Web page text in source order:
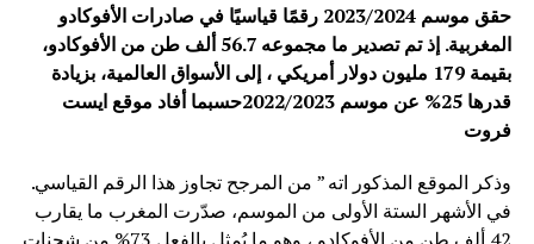
حقق موسم 2023/2024 رقمًا قياسيًا في صادرات الأفوكادو
المغربية. إذ تم تصدير ما مجموعه 56.7 ألف طن من الأفوكادو،
بقيمة 179 مليون دولار أمريكي ، إلى الأسواق العالمية، بزيادة
قدرها 25% عن موسم 2022/2023
حسبما أفاد موقع ايست
فروت
وذكر الموقع المذكور اته ” من المرجح تجاوز هذا الرقم القياسي.
في الأشهر الستة الأولى من الموسم، صدّرت المغرب ما يقارب
42 ألف طن من الأفوكادو ، وهو ما يُمثل بالفعل 73% من شحنات